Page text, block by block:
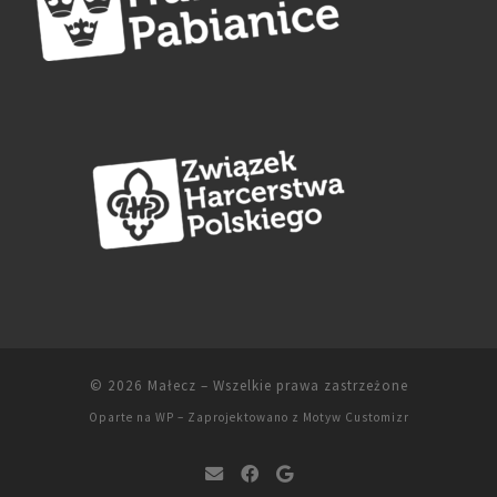
© 2026 Małecz – Wszelkie prawa zastrzeżone
Oparte na WP – Zaprojektowano z Motyw Customizr